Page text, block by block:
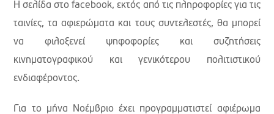
Η σελίδα στο facebook, εκτός από τις πληροφορίες για τις
ταινίες, τα αφιερώματα και τους συντελεστές, θα μπορεί
να φιλοξενεί ψηφοφορίες και συζητήσεις
κινηματογραφικού και γενικότερου πολιτιστικού
ενδιαφέροντος.
Για το μήνα Νοέμβριο έχει προγραμματιστεί αφιέρωμα